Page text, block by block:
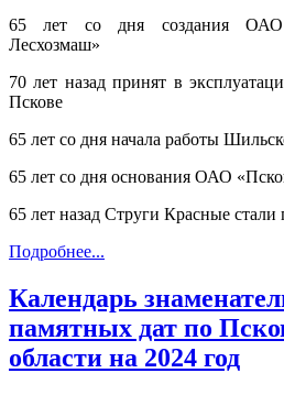
65 лет со дня создания ОАО
Лесхозмаш»
70 лет назад принят в
Пскове
65 лет со дня начала работы
65 лет со дня основания ОАО
65 лет назад Струги Красные стали
Подробнее...
Календарь
памятных дат по
области на 2024 год